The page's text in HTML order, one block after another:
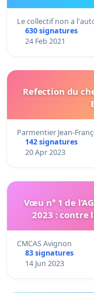
Le collectif non a
630 signatures
24 Feb 2021
Refection du
Parmentier Jean-
142 signatures
20 Apr 2023
Vœu n° 1 de
2023 : contre
CMCAS Avignon
83 signatures
14 Jun 2023